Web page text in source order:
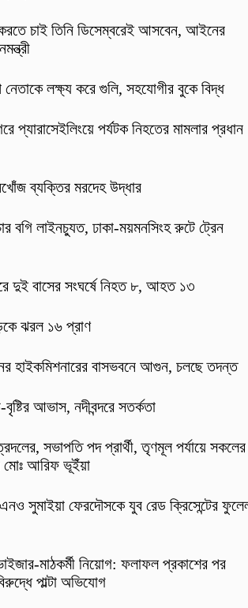
করতে চাই তিনি ডিসেম্বরেই আসবেন, আইনের
নেতাকে লক্ষ্য করে গুলি, সহযোগীর বুকে বিদ্ধ
প্যারাসেইলিংয়ে পর্যটক নিহতের মামলার প্রধান
ব্যক্তির মরদেহ উদ্ধার
বগি লাইনচ্যুত, ঢাকা-ময়মনসিংহ রুটে ট্রেন
দুই বাসের সংঘর্ষে নিহত ৮, আহত ১৩
ঝরল ১৬ প্রাণ
হাইকমিশনারের বাসভবনে আগুন, চলছে তদন্ত
আভাস, নদীবন্দরে সতর্কতা
সভাপতি পদ প্রার্থী, তৃণমূল পর্যায়ে সকলের
মোঃ আরিফ ভূইঁয়া
সুমাইয়া ফেরদৌসকে যুব রেড ক্রিসেন্টের
মাঠকর্মী নিয়োগ: ফলাফল প্রকাশের পর
পাল্টা অভিযোগ